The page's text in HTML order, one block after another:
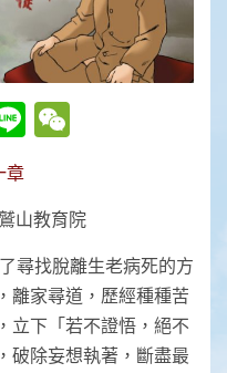
Line
章
山教育院
尋找脫離生老病死的方
離家尋道，歷經種種苦
立下「若不證悟，絕不
破除妄想執著，斷盡最